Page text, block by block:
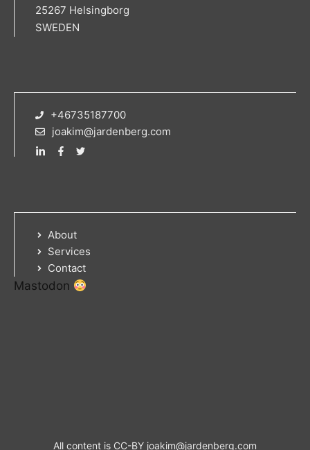
25267 Helsingborg
SWEDEN
+46735187700
joakim@jardenberg.com
About
Services
Contact
Mastodon
All content is CC-BY joakim@jardenberg.com